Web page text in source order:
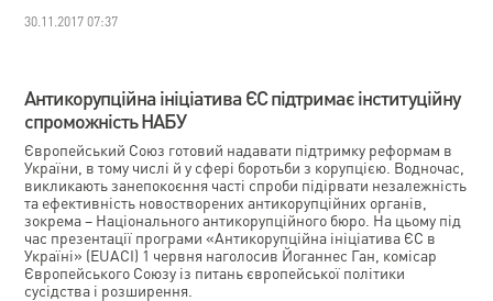
30.11.2017 07:37
Антикорупційна ініціатива ЄС підтримає інституційну
спроможність НАБУ
Європейський Союз готовий надавати підтримку реформам в
України, в тому числі й у сфері боротьби з корупцією. Водночас,
викликають занепокоєння часті спроби підірвати незалежність
та ефективність новостворених антикорупційних органів,
зокрема – Національного антикорупційного бюро. На цьому під
час презентації програми «Антикорупційна ініціатива ЄС в
Україні» (EUACI) 1 червня наголосив Йоганнес Ган, комісар
Європейського Союзу із питань європейської політики
сусідства і розширення.